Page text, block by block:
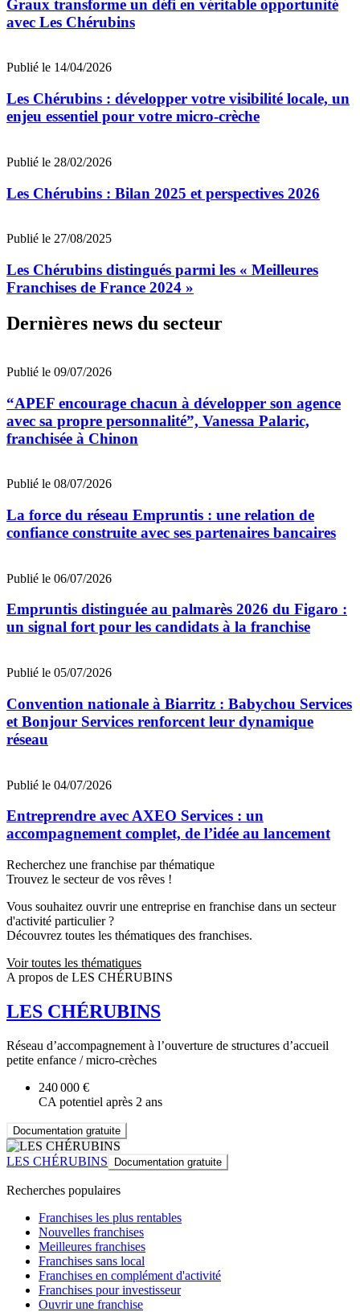
Graux transforme un défi en véritable opportunité
avec Les Chérubins
Publié le 14/04/2026
Les Chérubins : développer votre visibilité locale, un
enjeu essentiel pour votre micro-crèche
Publié le 28/02/2026
Les Chérubins : Bilan 2025 et perspectives 2026
Publié le 27/08/2025
Les Chérubins distingués parmi les « Meilleures
Franchises de France 2024 »
Dernières news du secteur
Publié le 09/07/2026
“APEF encourage chacun à développer son agence
avec sa propre personnalité”, Vanessa Palaric,
franchisée à Chinon
Publié le 08/07/2026
La force du réseau Empruntis : une relation de
confiance construite avec ses partenaires bancaires
Publié le 06/07/2026
Empruntis distinguée au palmarès 2026 du Figaro :
un signal fort pour les candidats à la franchise
Publié le 05/07/2026
Convention nationale à Biarritz : Babychou Services
et Bonjour Services renforcent leur dynamique
réseau
Publié le 04/07/2026
Entreprendre avec AXEO Services : un
accompagnement complet, de l’idée au lancement
Recherchez une franchise par thématique
Trouvez le secteur de vos rêves !
Vous souhaitez ouvrir une entreprise en franchise dans un secteur
d'activité particulier ?
Découvrez toutes les thématiques des franchises.
Voir toutes les thématiques
A propos de LES CHÉRUBINS
LES CHÉRUBINS
Réseau d’accompagnement à l’ouverture de structures d’accueil
petite enfance / micro-crèches
240 000 €
CA potentiel après 2 ans
Documentation gratuite
LES CHÉRUBINS Documentation gratuite
Recherches populaires
Franchises les plus rentables
Nouvelles franchises
Meilleures franchises
Franchises sans local
Franchises en complément d'activité
Franchises pour investisseur
Ouvrir une franchise